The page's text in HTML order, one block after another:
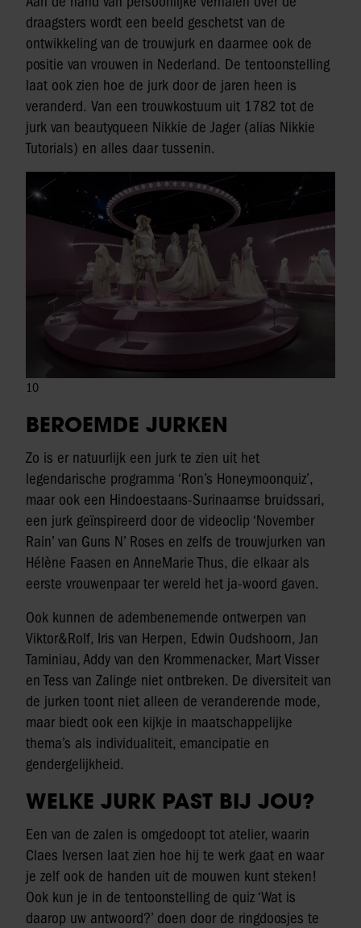
draagsters wordt een beeld geschetst van de
ontwikkeling van de trouwjurk en daarmee ook de
positie van vrouwen in Nederland. De tentoonstelling
laat ook zien hoe de jurk door de jaren heen is
veranderd. Van een trouwkostuum uit 1782 tot de
jurk van beautyqueen Nikkie de Jager (alias Nikkie
Tutorials) en alles daar tussenin.
10
BEROEMDE JURKEN
Zo is er natuurlijk een jurk te zien uit het
legendarische programma ‘Ron’s Honeymoonquiz’,
maar ook een Hindoestaans-Surinaamse bruidssari,
een jurk geïnspireerd door de videoclip ‘November
Rain’ van Guns N’ Roses en zelfs de trouwjurken van
Hélène Faasen en AnneMarie Thus, die elkaar als
eerste vrouwenpaar ter wereld het ja-woord gaven.
Ook kunnen de adembenemende ontwerpen van
Viktor&Rolf, Iris van Herpen, Edwin Oudshoorn, Jan
Taminiau, Addy van den Krommenacker, Mart Visser
en Tess van Zalinge niet ontbreken. De diversiteit van
de jurken toont niet alleen de veranderende mode,
maar biedt ook een kijkje in maatschappelijke
thema’s als individualiteit, emancipatie en
gendergelijkheid.
WELKE JURK PAST BIJ JOU?
Een van de zalen is omgedoopt tot atelier, waarin
Claes Iversen laat zien hoe hij te werk gaat en waar
je zelf ook de handen uit de mouwen kunt steken!
Ook kun je in de tentoonstelling de quiz ‘Wat is
daarop uw antwoord?’ doen door de ringdoosjes te